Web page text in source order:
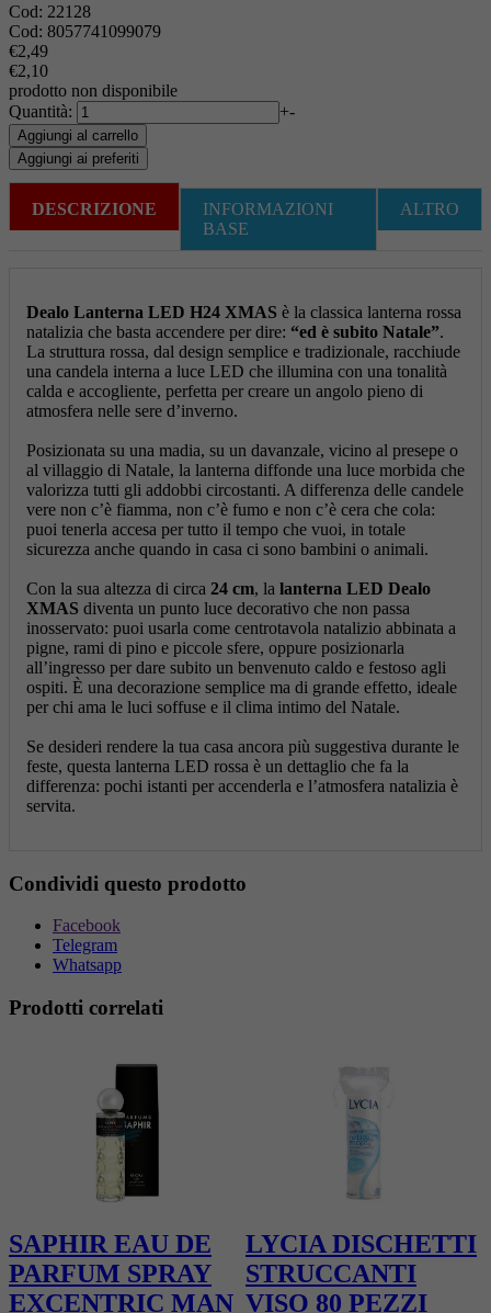
Cod: 22128
Cod: 8057741099079
€2,49
€2,10
prodotto non disponibile
Quantità:
+-
Aggiungi al carrello
Aggiungi ai preferiti
DESCRIZIONE
INFORMAZIONI
BASE
ALTRO
Dealo Lanterna LED H24 XMAS è la classica lanterna rossa
natalizia che basta accendere per dire: “ed è subito Natale”.
La struttura rossa, dal design semplice e tradizionale, racchiude
una candela interna a luce LED che illumina con una tonalità
calda e accogliente, perfetta per creare un angolo pieno di
atmosfera nelle sere d’inverno.
Posizionata su una madia, su un davanzale, vicino al presepe o
al villaggio di Natale, la lanterna diffonde una luce morbida che
valorizza tutti gli addobbi circostanti. A differenza delle candele
vere non c’è fiamma, non c’è fumo e non c’è cera che cola:
puoi tenerla accesa per tutto il tempo che vuoi, in totale
sicurezza anche quando in casa ci sono bambini o animali.
Con la sua altezza di circa 24 cm, la lanterna LED Dealo
XMAS diventa un punto luce decorativo che non passa
inosservato: puoi usarla come centrotavola natalizio abbinata a
pigne, rami di pino e piccole sfere, oppure posizionarla
all’ingresso per dare subito un benvenuto caldo e festoso agli
ospiti. È una decorazione semplice ma di grande effetto, ideale
per chi ama le luci soffuse e il clima intimo del Natale.
Se desideri rendere la tua casa ancora più suggestiva durante le
feste, questa lanterna LED rossa è un dettaglio che fa la
differenza: pochi istanti per accenderla e l’atmosfera natalizia è
servita.
Condividi questo prodotto
Facebook
Telegram
Whatsapp
Prodotti correlati
SAPHIR EAU DE
PARFUM SPRAY
EXCENTRIC MAN
LYCIA DISCHETTI
STRUCCANTI
VISO 80 PEZZI